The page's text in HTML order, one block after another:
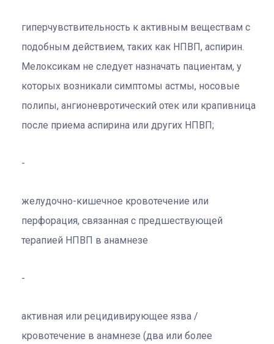
гиперчувствительность к активным веществам с
подобным действием, таких как НПВП, аспирин.
Мелоксикам не следует назначать пациентам, у
которых возникали симптомы астмы, носовые
полипы, ангионевротический отек или крапивница
после приема аспирина или других НПВП;
желудочно-кишечное кровотечение или
перфорация, связанная с предшествующей
терапией НПВП в анамнезе
активная или рецидивирующее язва /
кровотечение в анамнезе (два или более